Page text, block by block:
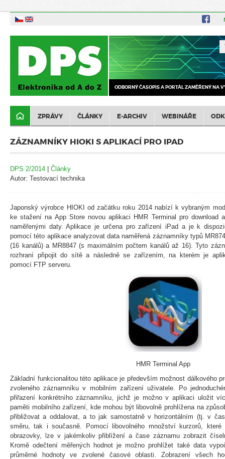
ODBORNÝ ČASOPIS A PORTÁL ZAMĚŘENÝ NA
ZPRÁVY ČLÁNKY E-ARCHIV WEBINÁŘE
ZÁZNAMNÍKY HIOKI S APLIKACÍ PRO IPAD
DPS 2/2014 | Články
Autor: Testovací technika
Japonský výrobce HIOKI od začátku roku 2014 nabízí k vybraným
ke stažení na App Store novou aplikaci HMR Terminal pro download
naměřenými daty. Aplikace je určena pro zařízení iPad a je k
pomocí této aplikace analyzovat data naměřená záznamníky typů
(16 kanálů) a MR8847 (s maximálním počtem kanálů až 16). Tyto
rozhraní připojit do sítě a následně se zařízením, na kterém je
pomocí FTP serveru.
HMR Terminal App
Základní funkcionalitou této aplikace je především možnost dálkového
zvoleného záznamníku v mobilním zařízení uživatele. Po
přiřazení konkrétního záznamníku, jichž je možno v aplikaci uložit
paměti mobilního zařízení, kde mohou být libovolně prohlížena na
přibližovat a oddalovat, a to jak samostatně v horizontálním (tj. v
směru, tak i současně. Pomocí libovolného množství kurzorů,
obrazovky, lze v jakémkoliv přiblížení a čase záznamu zobrazit
Kromě odečtení měřených hodnot je možno prohlížet také data
průměrné hodnoty ve zvolené časové oblasti. Zobrazení všech